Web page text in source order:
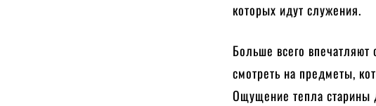
которых идут служения.
Больше всего
смотреть на предметы,
Ощущение тепла старины